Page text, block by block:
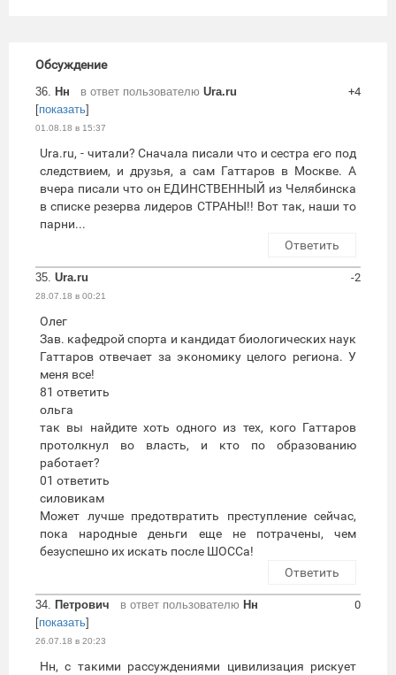
Обсуждение
36. Нн в ответ пользователю Ura.ru
[показать]
01.08.18 в 15:37
+4
Ura.ru, - читали? Сначала писали что и сестра его под
следствием, и друзья, а сам Гаттаров в Москве. А
вчера писали что он ЕДИНСТВЕННЫЙ из Челябинска
в списке резерва лидеров СТРАНЫ!! Вот так, наши то
парни...
Ответить
35. Ura.ru
28.07.18 в 00:21
-2
Олег
Зав. кафедрой спорта и кандидат биологических наук
Гаттаров отвечает за экономику целого региона. У
меня все!
81 ответить
ольга
так вы найдите хоть одного из тех, кого Гаттаров
протолкнул во власть, и кто по образованию
работает?
01 ответить
силовикам
Может лучше предотвратить преступление сейчас,
пока народные деньги еще не потрачены, чем
безуспешно их искать после ШОССа!
Ответить
34. Петрович в ответ пользователю Нн
[показать]
26.07.18 в 20:23
0
Нн, с такими рассуждениями цивилизация рискует